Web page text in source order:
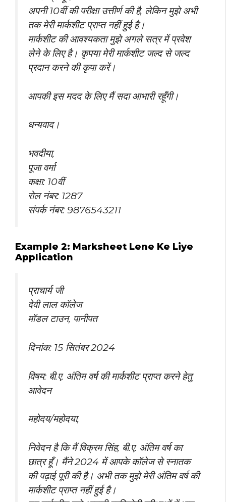
अपनी 10वीं की परीक्षा उत्तीर्ण की है, लेकिन मुझे अभी
तक मेरी मार्कशीट प्राप्त नहीं हुई है।
मार्कशीट की आवश्यकता मुझे अगले सत्र में प्रवेश
लेने के लिए है। कृपया मेरी मार्कशीट जल्द से जल्द
प्रदान करने की कृपा करें।
आपकी इस मदद के लिए मैं सदा आभारी रहूँगी।
धन्यवाद।
भवदीया,
पूजा वर्मा
कक्षा: 10वीं
रोल नंबर: 1287
संपर्क नंबर: 9876543211
Example 2: Marksheet Lene Ke Liye
Application
प्राचार्य जी
देवी लाल कॉलेज
मॉडल टाउन, पानीपत
दिनांक: 15 सितंबर 2024
विषय: बी.ए. अंतिम वर्ष की मार्कशीट प्राप्त करने हेतु
आवेदन
महोदय/महोदया,
निवेदन है कि मैं विक्रम सिंह, बी.ए. अंतिम वर्ष का
छात्र हूँ। मैंने 2024 में आपके कॉलेज से स्नातक
की पढ़ाई पूरी की है। अभी तक मुझे मेरी अंतिम वर्ष की
मार्कशीट प्राप्त नहीं हुई है।